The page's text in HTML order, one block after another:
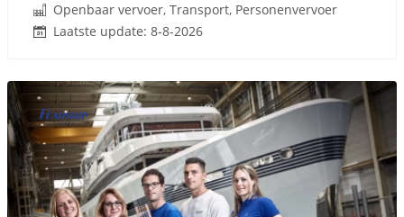
Openbaar vervoer, Transport, Personenvervoer
Laatste update: 8-8-2026